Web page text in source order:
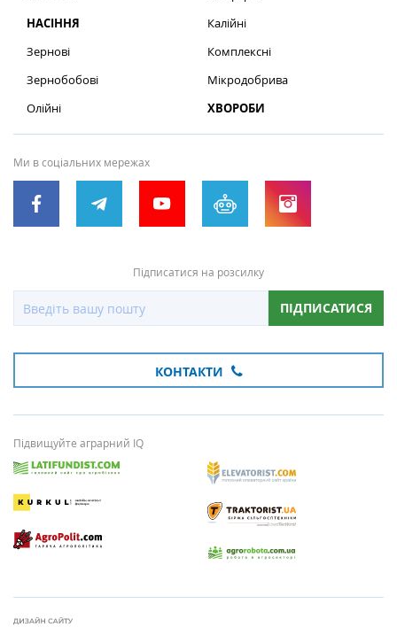
НАСІННЯ
Зернові
Зернобобові
Олійні
Калійні
Комплексні
Мікродобрива
ХВОРОБИ
Ми в соціальних мережах
Підписатися на розсилку
ПІДПИСАТИСЯ
КОНТАКТИ
Підвищуйте аграрний IQ